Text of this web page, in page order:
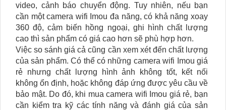
video, cảnh báo chuyển động. Tuy nhiên, nếu bạn
cần một camera wifi Imou đa năng, có khả năng xoay
360 độ, cảm biến hồng ngoại, ghi hình chất lượng
cao thì sản phẩm có giá cao hơn sẽ phù hợp hơn.
Việc so sánh giá cả cũng cần xem xét đến chất lượng
của sản phẩm. Có thể có những camera wifi Imou giá
rẻ nhưng chất lượng hình ảnh không tốt, kết nối
không ổn định, hoặc không đáp ứng được yêu cầu về
bảo mật. Do đó, khi mua camera wifi Imou giá rẻ, bạn
cần kiểm tra kỹ các tính năng và đánh giá của sản